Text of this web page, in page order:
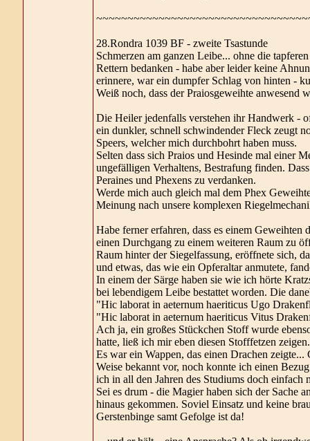
28.Rondra 1039 BF - zweite Tsastunde
Schmerzen am ganzen Leibe... ohne die
Rettern bedanken - habe aber leider keine
erinnere, war ein dumpfer Schlag von hinten -
Weiß noch, dass der Praiosgeweihte anwesend
Die Heiler jedenfalls verstehen ihr Handwerk -
ein dunkler, schnell schwindender Fleck zeugt
Speers, welcher mich durchbohrt haben muss.
Selten dass sich Praios und Hesinde mal einer
ungefälligen Verhaltens, Bestrafung finden.
Peraines und Phexens zu verdanken.
Werde mich auch gleich mal dem Phex
Meinung nach unsere komplexen
Habe ferner erfahren, dass es einem Geweihten
einen Durchgang zu einem weiteren Raum zu
Raum hinter der Siegelfassung, eröffnete sich,
und etwas, das wie ein Opferaltar anmutete,
In einem der Särge haben sie wie ich hörte
bei lebendigem Leibe bestattet worden. Die
"Hic laborat in aeternum haeriticus Ugo
"Hic laborat in aeternum haeriticus Vitus
Ach ja, ein großes Stückchen Stoff wurde
hatte, ließ ich mir eben diesen Stofffetzen zeigen.
Es war ein Wappen, das einen Drachen
Weise bekannt vor, noch konnte ich einen
ich in all den Jahren des Studiums doch einfach
Sei es drum - die Magier haben sich der Sache
hinaus gekommen. Soviel Einsatz und keine
Gerstenbinge samt Gefolge ist da!